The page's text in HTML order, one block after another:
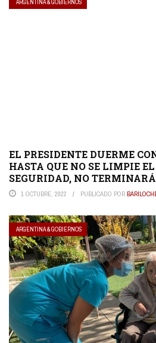
ARGENTINA & GOBIERNOS
EL PRESIDENTE DUERME
HASTA QUE NO SE LIMPIE
SEGURIDAD, NO
1 OCTUBRE, 2022 PUBLICADO POR
ARGENTINA & GOBIERNOS